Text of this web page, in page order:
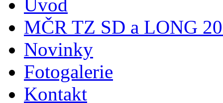
Úvod
MČR TZ SD a LONG
Novinky
Fotogalerie
Kontakt